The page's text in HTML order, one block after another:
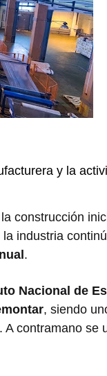
y la
construcción
industria
.
Nacional de
, siendo
contramano se